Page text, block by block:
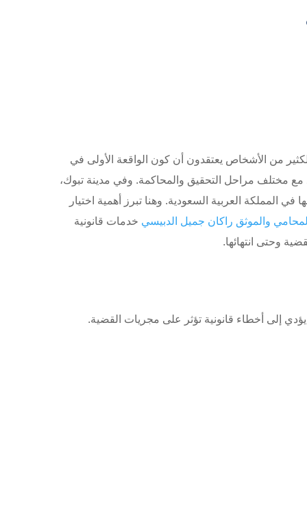
من الأشخاص يعتقدون أن كون الواقعة الأولى في
مع مختلف مراحل التحقيق والمحاكمة. وفي مدينة تبوك،
العربية السعودية. وهنا تبرز أهمية اختيار
المحامي والموثق راكان جميل الدبيسي خدمات قانونية
وحتى انتهائها.
إلى أخطاء قانونية تؤثر على مجريات القضية.